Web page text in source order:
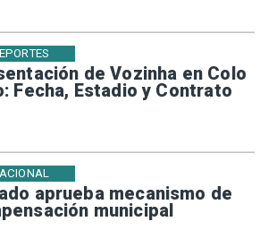
de Vozinha en Colo
Fecha, Estadio y Contrato
aprueba mecanismo de
municipal